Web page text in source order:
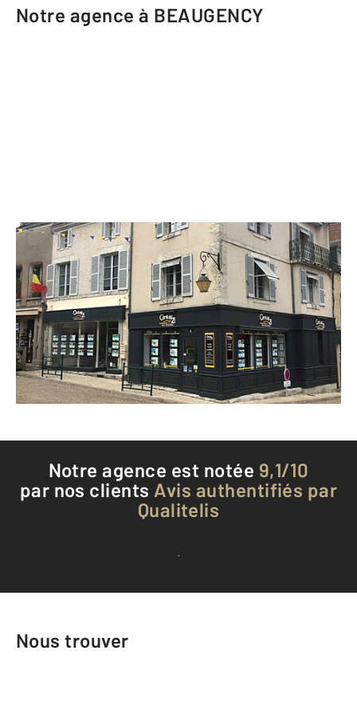
Notre agence à BEAUGENCY
CENTURY 21 Néré Immobilier
8 place du Petit Marché
BEAUGENCY - 45190
Envoyer un message
Téléphoner à l'agence
Notre agence est notée 9,1/10
par nos clients Avis authentifiés par
Qualitelis
Voir tous les avis clients
Nous trouver